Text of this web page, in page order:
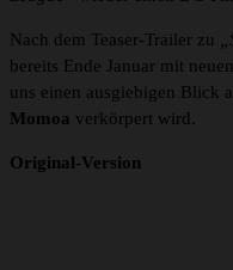
Nach dem Teaser-Trailer zu
bereits Ende Januar mit
uns einen ausgiebigen Blick
Momoa verkörpert wird.
Original-Version